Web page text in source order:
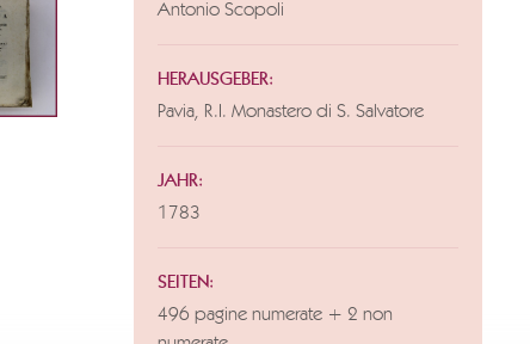
Antonio Scopoli
HERAUSGEBER:
Pavia, R.I. Monastero di S. Salvatore
JAHR:
1783
SEITEN:
496 pagine numerate + 2 non